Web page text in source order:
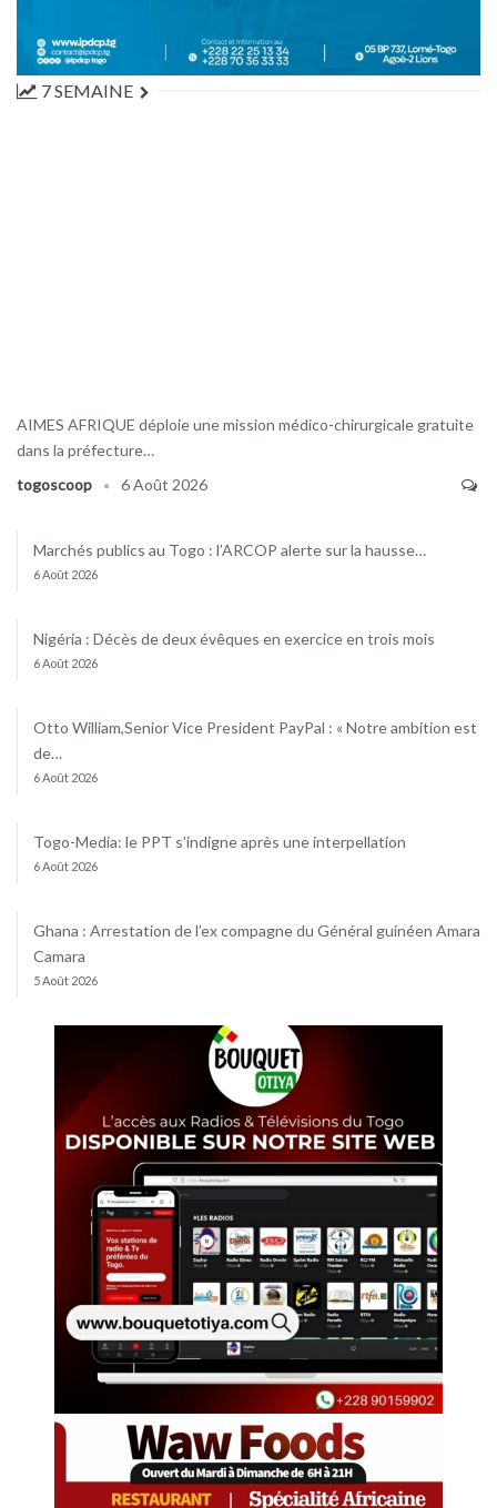
7 SEMAINE
AIMES AFRIQUE déploie une mission médico-chirurgicale gratuite
dans la préfecture…
togoscoop
6 Août 2026
Marchés publics au Togo : l’ARCOP alerte sur la hausse…
6 Août 2026
Nigéria : Décès de deux évêques en exercice en trois mois
6 Août 2026
Otto William,Senior Vice President PayPal : « Notre ambition est
de…
6 Août 2026
Togo-Media: le PPT s’indigne après une interpellation
6 Août 2026
Ghana : Arrestation de l’ex compagne du Général guinéen Amara
Camara
5 Août 2026